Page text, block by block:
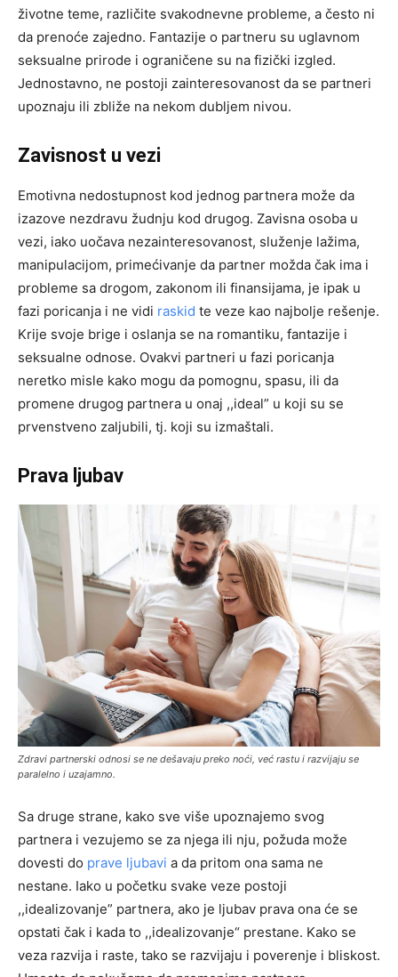
životne teme, različite svakodnevne probleme, a često ni
da prenoće zajedno. Fantazije o partneru su uglavnom
seksualne prirode i ograničene su na fizički izgled.
Jednostavno, ne postoji zainteresovanost da se partneri
upoznaju ili zbliže na nekom dubljem nivou.
Zavisnost u vezi
Emotivna nedostupnost kod jednog partnera može da
izazove nezdravu žudnju kod drugog. Zavisna osoba u
vezi, iako uočava nezainteresovanost, služenje lažima,
manipulacijom, primećivanje da partner možda čak ima i
probleme sa drogom, zakonom ili finansijama, je ipak u
fazi poricanja i ne vidi raskid te veze kao najbolje rešenje.
Krije svoje brige i oslanja se na romantiku, fantazije i
seksualne odnose. Ovakvi partneri u fazi poricanja
neretko misle kako mogu da pomognu, spasu, ili da
promene drugog partnera u onaj ,,ideal” u koji su se
prvenstveno zaljubili, tj. koji su izmaštali.
Prava ljubav
Zdravi partnerski odnosi se ne dešavaju preko noći, već rastu i razvijaju se
paralelno i uzajamno.
Sa druge strane, kako sve više upoznajemo svog
partnera i vezujemo se za njega ili nju, požuda može
dovesti do prave ljubavi a da pritom ona sama ne
nestane. Iako u početku svake veze postoji
,,idealizovanje” partnera, ako je ljubav prava ona će se
opstati čak i kada to ,,idealizovanje“ prestane. Kako se
veza razvija i raste, tako se razvijaju i poverenje i bliskost.